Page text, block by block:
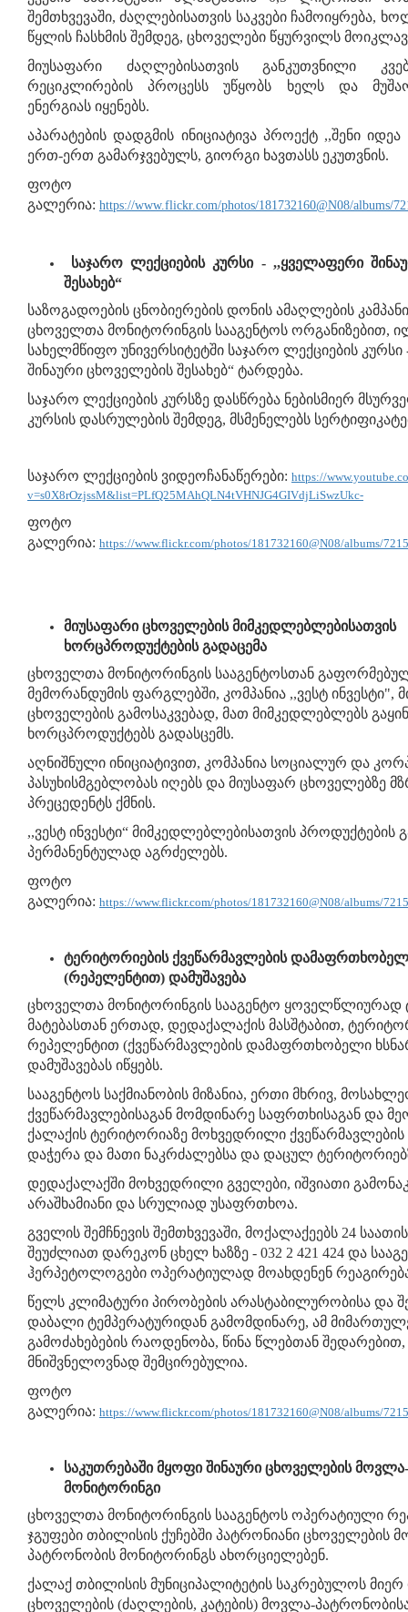
შემთხვევაში, ძაღლებისათვის საკვები ჩამოიყრება,
წყლის ჩასხმის შემდეგ, ცხოველები წყურვილს
მიუსაფარი ძაღლებისათვის განკუთვნილი
რეციკლირების პროცესს უწყობს ხელს და
ენერგიას იყენებს.
აპარატების დადგმის ინიციატივა პროექტ ,,შენი იდეა
ერთ-ერთ გამარჯვებულს, გიორგი ხავთასს ეკუთვნის.
ფოტო
გალერია: https://www.flickr.com/photos/181732160@N08/albums/
საჯარო ლექციების კურსი - ,,ყველაფერი
შესახებ“
საზოგადოების ცნობიერების დონის ამაღლების
ცხოველთა მონიტორინგის სააგენტოს ორგანიზებით,
სახელმწიფო უნივერსიტეტში საჯარო ლექციების
შინაური ცხოველების შესახებ“ ტარდება.
საჯარო ლექციების კურსზე დასწრება ნებისმიერ
კურსის დასრულების შემდეგ, მსმენელებს
საჯარო ლექციების ვიდეოჩანაწერები: https://
v=s0X8rOzjssM&list=PLfQ25MAhQLN4tVHNJG4GIVdjLiSwzUkc-
ფოტო
გალერია: https://www.flickr.com/photos/181732160@N08/albums/
მიუსაფარი ცხოველების მიმკედლებლებისათვის
ხორცპროდუქტების გადაცემა
ცხოველთა მონიტორინგის სააგენტოსთან
მემორანდუმის ფარგლებში, კომპანია ,,ვესტ ინვესტი",
ცხოველების გამოსაკვებად, მათ მიმკედლებლებს
ხორცპროდუქტებს გადასცემს.
აღნიშნული ინიციატივით, კომპანია სოციალურ და
პასუხისმგებლობას იღებს და მიუსაფარ ცხოველებზე
პრეცედენტს ქმნის.
,,ვესტ ინვესტი“ მიმკედლებლებისათვის პროდუქტების
პერმანენტულად აგრძელებს.
ფოტო
გალერია: https://www.flickr.com/photos/181732160@N08/albums/
ტერიტორიების ქვეწარმავლების
(რეპელენტით) დამუშავება
ცხოველთა მონიტორინგის სააგენტო ყოველწლიურად
მატებასთან ერთად, დედაქალაქის მასშტაბით,
რეპელენტით (ქვეწარმავლების დამაფრთხობელი
დამუშავებას იწყებს.
სააგენტოს საქმიანობის მიზანია, ერთი მხრივ,
ქვეწარმავლებისაგან მომდინარე საფრთხისაგან და
ქალაქის ტერიტორიაზე მოხვედრილი
დაჭერა და მათი ნაკრძალებსა და დაცულ
დედაქალაქში მოხვედრილი გველები, იშვიათი
არაშხამიანი და სრულიად უსაფრთხოა.
გველის შემჩნევის შემთხვევაში, მოქალაქეებს 24
შეუძლიათ დარეკონ ცხელ ხაზზე - 032 2 421 424 და
ჰერპეტოლოგები ოპერატიულად მოახდენენ
წელს კლიმატური პირობების არასტაბილურობისა და
დაბალი ტემპერატურიდან გამომდინარე, ამ
გამოძახებების რაოდენობა, წინა წლებთან შედარებით,
მნიშვნელოვნად შემცირებულია.
ფოტო
გალერია: https://www.flickr.com/photos/181732160@N08/albums/
საკუთრებაში მყოფი შინაური ცხოველების
მონიტორინგი
ცხოველთა მონიტორინგის სააგენტოს ოპერატიული
ჯგუფები თბილისის ქუჩებში პატრონიანი ცხოველების
პატრონობის მონიტორინგს ახორციელებენ.
ქალაქ თბილისის მუნიციპალიტეტის საკრებულოს
ცხოველების (ძაღლების, კატების) მოვლა-